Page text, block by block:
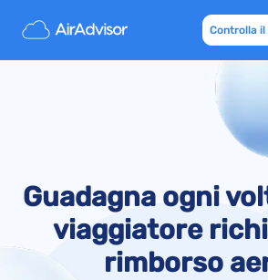
Controlla
Guadagna ogni
viaggiatore
rimborso